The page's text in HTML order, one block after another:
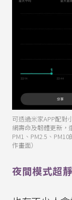
可透過米家APP配對
網壽命及韌體更新，
PM1、PM2.5、
作畫面）
夜間模式超